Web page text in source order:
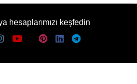
hesaplarımızı keşfedin